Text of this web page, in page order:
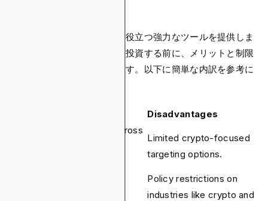
メタ広告はビジネスの成長に役立つ強力なツールを提供しま
すが、完璧ではありません。投資する前に、メリットと制限
を比較検討する必要があります。以下に簡単な内訳を参考に
Disadvantages
Massive audience reach across
Limited crypto-focused
targeting options.
Policy restrictions on
industries like crypto and